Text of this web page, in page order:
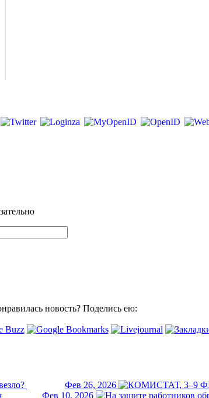
новость? Поделись ею:
Фев 26, 2026
Фев 10, 2026